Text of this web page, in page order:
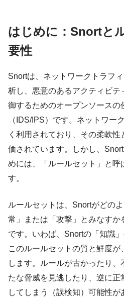
はじめに：Snortと
要性
Snortは、ネットワークトラフ
析し、悪意のあるアクティビ
御するためのオープンソースの
（IDS/IPS）です。ネットワー
く利用されており、その柔軟
価されています。しかし、
めには、「ルールセット」と呼
す。
ルールセットは、Snortがどの
常」または「攻撃」とみなすか
です。いわば、Snortの「知識
このルールセットの質と鮮度
します。ルールが古かったり
たな脅威を見逃したり、逆に正
してしまう（誤検知）可能性が